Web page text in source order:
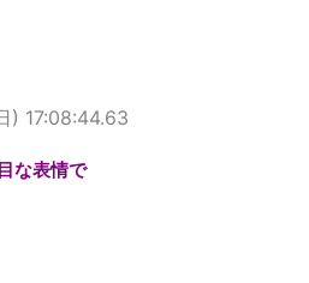
) 17:08:44.63
な表情で